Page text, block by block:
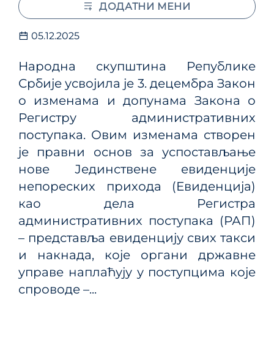
05.12.2025
Народна скупштина Републике
Србије усвојила је 3. децембра Закон
о изменама и допунама Закона о
Регистру административних
поступака. Овим изменама створен
је правни основ за успостављање
нове Јединствене евиденције
непореских прихода (Евиденција)
као дела Регистра
административних поступака (РАП)
– представља евиденцију свих такси
и накнада, које органи државне
управе наплаћују у поступцима које
спроводе –...
ДОДАТНИ МЕНИ